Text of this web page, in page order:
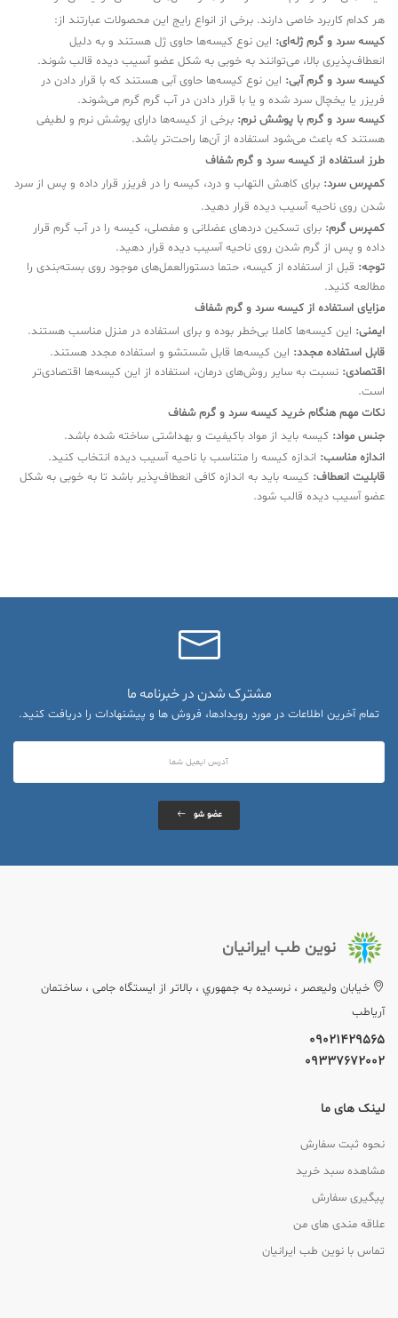
هر کدام کاربرد خاصی دارند. برخی از انواع رایج این محصولات عبارتند از:
کیسه سرد و گرم ژله‌ای: این نوع کیسه‌ها حاوی ژل هستند و به دلیل
انعطاف‌پذیری بالا، می‌توانند به خوبی به شکل عضو آسیب دیده قالب شوند.
کیسه سرد و گرم آبی: این نوع کیسه‌ها حاوی آبی هستند که با قرار دادن در
فریزر یا یخچال سرد شده و یا با قرار دادن در آب گرم گرم می‌شوند.
کیسه سرد و گرم با پوشش نرم: برخی از کیسه‌ها دارای پوشش نرم و لطیفی
هستند که باعث می‌شود استفاده از آن‌ها راحت‌تر باشد.
طرز استفاده از کیسه سرد و گرم شفاف
کمپرس سرد: برای کاهش التهاب و درد، کیسه را در فریزر قرار داده و پس از سرد
شدن روی ناحیه آسیب دیده قرار دهید.
کمپرس گرم: برای تسکین دردهای عضلانی و مفصلی، کیسه را در آب گرم قرار
داده و پس از گرم شدن روی ناحیه آسیب دیده قرار دهید.
توجه: قبل از استفاده از کیسه، حتما دستورالعمل‌های موجود روی بسته‌بندی را
مطالعه کنید.
مزایای استفاده از کیسه سرد و گرم شفاف
ایمنی: این کیسه‌ها کاملا بی‌خطر بوده و برای استفاده در منزل مناسب هستند.
قابل استفاده مجدد: این کیسه‌ها قابل شستشو و استفاده مجدد هستند.
اقتصادی: نسبت به سایر روش‌های درمان، استفاده از این کیسه‌ها اقتصادی‌تر
است.
نکات مهم هنگام خرید کیسه سرد و گرم شفاف
جنس مواد: کیسه باید از مواد باکیفیت و بهداشتی ساخته شده باشد.
اندازه مناسب: اندازه کیسه را متناسب با ناحیه آسیب دیده انتخاب کنید.
قابلیت انعطاف: کیسه باید به اندازه کافی انعطاف‌پذیر باشد تا به خوبی به شکل
عضو آسیب دیده قالب شود.
مشترک شدن در خبرنامه ما
تمام آخرین اطلاعات در مورد رویدادها، فروش ها و پیشنهادات را دریافت کنید.
عضو شو
نوین طب ایرانیان
خيابان وليعصر ، نرسيده به جمهوري ، بالاتر از ایستگاه جامی ، ساختمان
آریاطب
09021429565
09337672002
لینک های ما
نحوه ثبت سفارش
مشاهده سبد خرید
پیگیری سفارش
علاقه مندی های من
تماس با نوین طب ایرانیان